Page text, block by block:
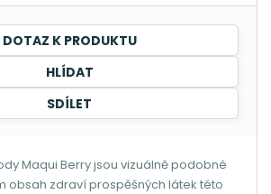
DOTAZ K PRODUKTU
HLÍDAT
SDÍLET
Maqui Berry jsou vizuálně podobné
obsah zdraví prospěšných látek této